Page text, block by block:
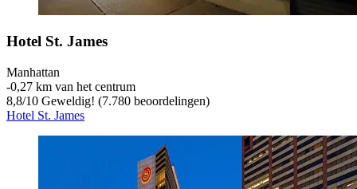
Hotel St. James
Manhattan
‐0,27 km van het centrum
8,8/10 Geweldig! (7.780 beoordelingen)
Hotel St. James